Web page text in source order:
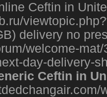
Ceftin in
delivery no
welcome-
day-delivery-
Ceftin in